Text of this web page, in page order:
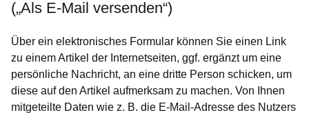
(„Als E-Mail versenden“)
Über ein elektronisches Formular können Sie einen Link
zu einem Artikel der Internetseiten, ggf. ergänzt um eine
persönliche Nachricht, an eine dritte Person schicken, um
diese auf den Artikel aufmerksam zu machen. Von Ihnen
mitgeteilte Daten wie z. B. die E-Mail-Adresse des Nutzers